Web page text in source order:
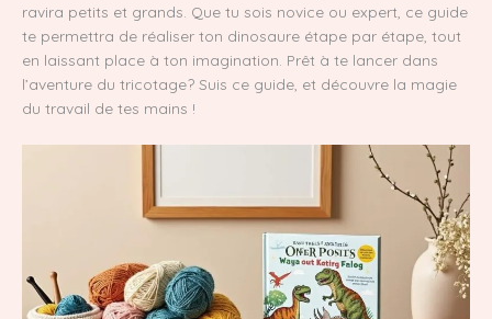
ravira petits et grands. Que tu sois novice ou expert, ce guide
te permettra de réaliser ton dinosaure étape par étape, tout
en laissant place à ton imagination. Prêt à te lancer dans
l’aventure du tricotage? Suis ce guide, et découvre la magie
du travail de tes mains !